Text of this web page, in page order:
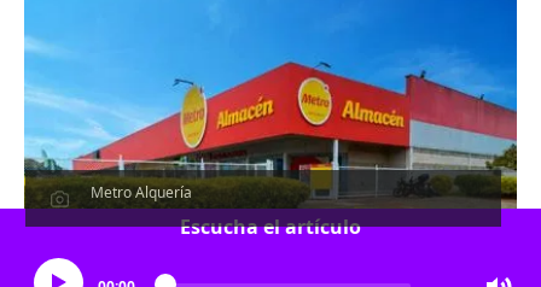
Metro Alquería
Escucha el artículo